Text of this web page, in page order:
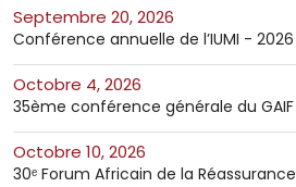
septembre 20, 2026
Conférence annuelle de l’IUMI - 2026
octobre 4, 2026
35ème conférence générale du GAIF
octobre 10, 2026
30ᵉ Forum Africain de la Réassurance